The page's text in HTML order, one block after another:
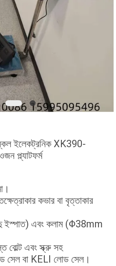
ইলেকট্রনিক XK390-
প্ল্যাটফর্ম
কভার বা বৃত্তাকার
ইস্পাত) এবং কলাম (Φ38mm
বোল্ট এবং স্ক্রু সহ
সেল বা KELI লোড সেল।